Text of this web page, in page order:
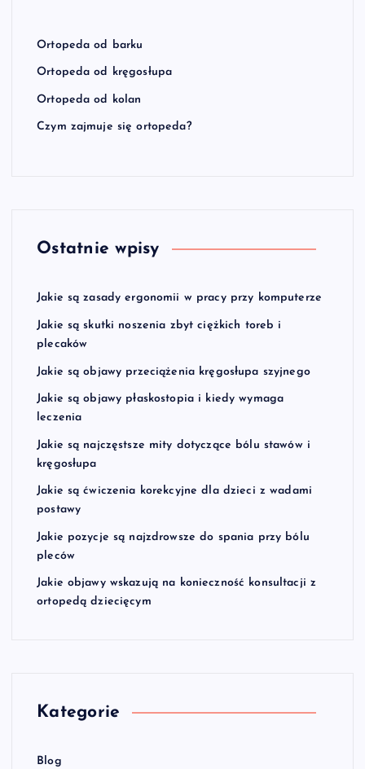
n
w
p
i
s
ó
w
Ortopeda od barku
Ortopeda od kręgosłupa
Ortopeda od kolan
Czym zajmuje się ortopeda?
Ostatnie wpisy
Jakie są zasady ergonomii w pracy przy komputerze
Jakie są skutki noszenia zbyt ciężkich toreb i
plecaków
Jakie są objawy przeciążenia kręgosłupa szyjnego
Jakie są objawy płaskostopia i kiedy wymaga
leczenia
Jakie są najczęstsze mity dotyczące bólu stawów i
kręgosłupa
Jakie są ćwiczenia korekcyjne dla dzieci z wadami
postawy
Jakie pozycje są najzdrowsze do spania przy bólu
pleców
Jakie objawy wskazują na konieczność konsultacji z
ortopedą dziecięcym
Kategorie
Blog